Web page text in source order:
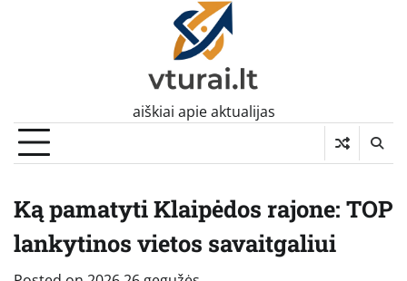
aiškiai apie aktualijas
Ką pamatyti Klaipėdos rajone: TOP
lankytinos vietos savaitgaliui